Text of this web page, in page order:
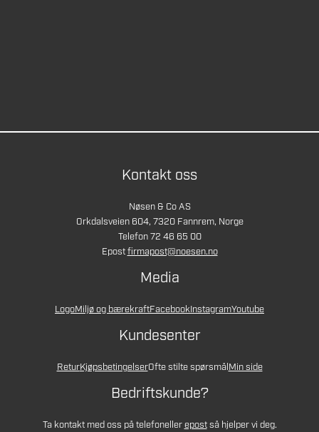
Kontakt oss
Nøsen & Co AS
Orkdalsveien 604, 7320 Fannrem, Norge
Telefon 72 46 65 00
Epostfirmapost@noesen.no
Media
LogoMiljø og bærekraftFacebookInstagramYoutube
Kundesenter
ReturKjøpsbetingelserOfte stilte spørsmålMin side
Bedriftskunde?
Ta kontakt med oss på telefonellerepostså hjelper vi deg.